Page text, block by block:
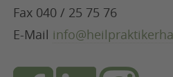
Fax 040 / 25 75 76
E-Mail